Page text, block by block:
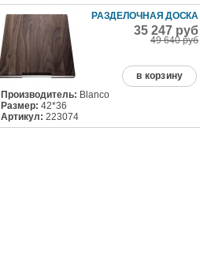
РАЗДЕЛОЧНАЯ ДОСКА
35 247 руб
49 640 руб
в корзину
Производитель: Blanco
Размер: 42*36
Артикул: 223074